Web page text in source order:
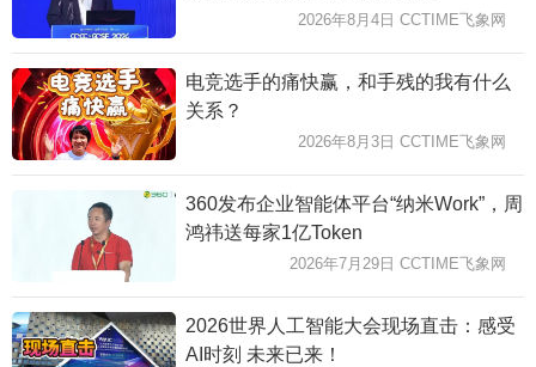
2026年8月4日 CCTIME飞象网
电竞选手的痛快赢，和手残的我有什么
关系？
2026年8月3日 CCTIME飞象网
360发布企业智能体平台“纳米Work”，周
鸿祎送每家1亿Token
2026年7月29日 CCTIME飞象网
2026世界人工智能大会现场直击：感受
AI时刻 未来已来！